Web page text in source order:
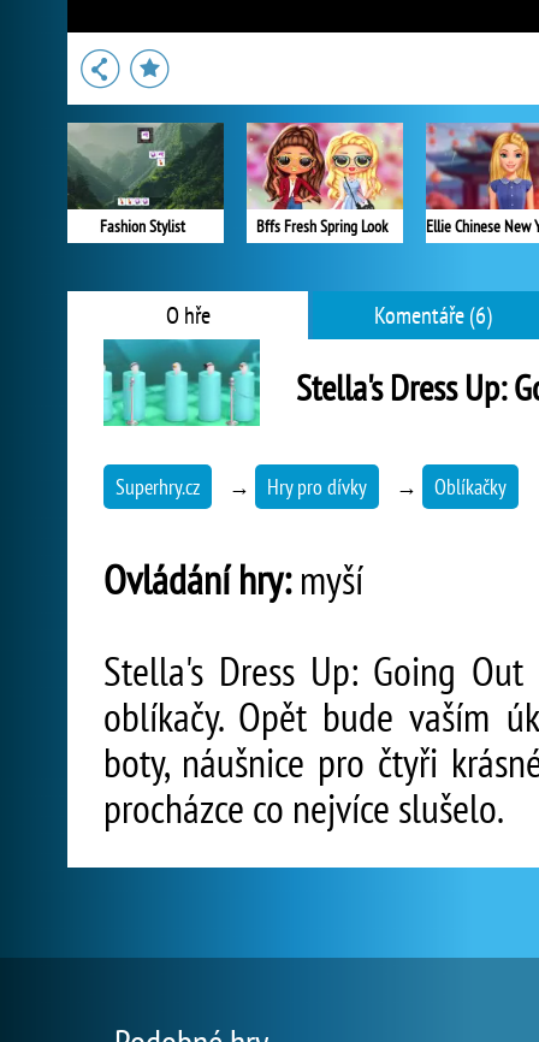
Fashion Stylist Bffs Fresh Spring Look
O hře Komentáře (6)
Stella's Dress Up:
Superhry.cz → Hry pro dívky → Oblíkačky
Ovládání hry:myší
Stella's Dress Up: Going
oblíkačy. Opět bude vaším
boty, náušnice pro čtyři
procházce co nejvíce slušelo.